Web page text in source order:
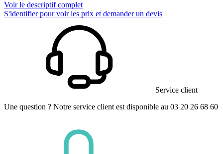
Voir le descriptif complet
S'identifier pour voir les prix et demander un devis
Service client
Une question ? Notre service client est disponible au 03 20 26 68 60